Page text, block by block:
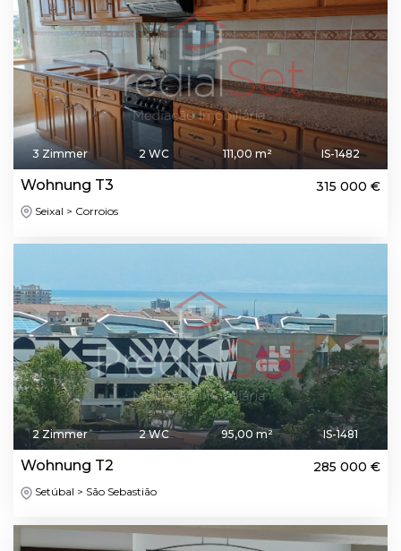
3 Zimmer 2 WC 111,00 m² IS-1482
Wohnung T3 315 000 €
Seixal > Corroios
2 Zimmer 2 WC 95,00 m² IS-1481
Wohnung T2 285 000 €
Setúbal > São Sebastião